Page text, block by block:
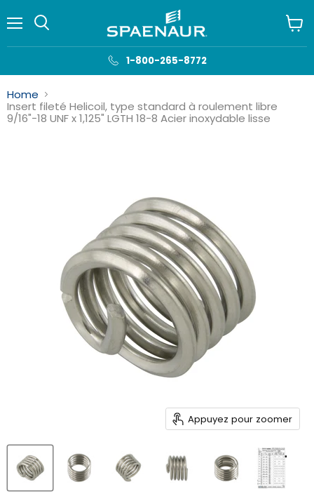
1-800-265-8772
le
Home
Insert fileté Helicoil, type standard à roulement libre
9/16"-18 UNF x 1,125" LGTH 18-8 Acier inoxydable lisse
Appuyez pour zoomer